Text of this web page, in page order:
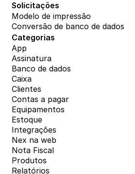
Solicitações
Modelo de impressão
Conversão de banco de dados
Categorias
App
Assinatura
Banco de dados
Caixa
Clientes
Contas a pagar
Equipamentos
Estoque
Integrações
Nex na web
Nota Fiscal
Produtos
Relatórios